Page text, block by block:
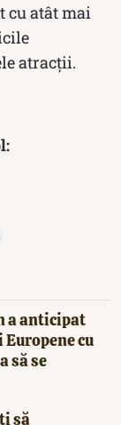
cu atât mai
atracții.
a anticipat
cu
să se
să